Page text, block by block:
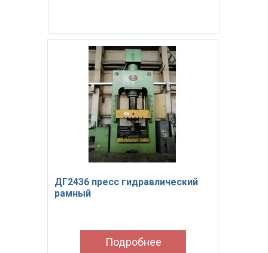
ДГ2436 пресс гидравлический
рамный
Подробнее